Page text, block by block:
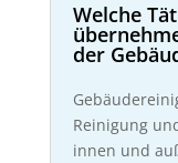
Welche
der
Reinigung
innen und